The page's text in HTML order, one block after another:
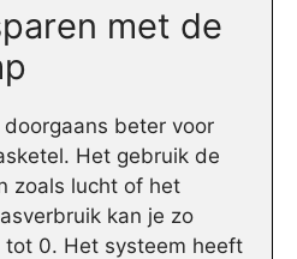
met de
beter voor
Het gebruik de
zoals lucht of het
kan je zo
tot 0. Het systeem heeft